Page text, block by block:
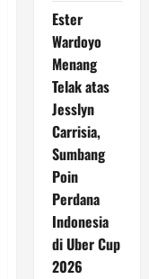
Ester
Wardoyo
Menang
Telak atas
Jesslyn
Carrisia,
Sumbang
Poin
Perdana
Indonesia
di Uber Cup
2026